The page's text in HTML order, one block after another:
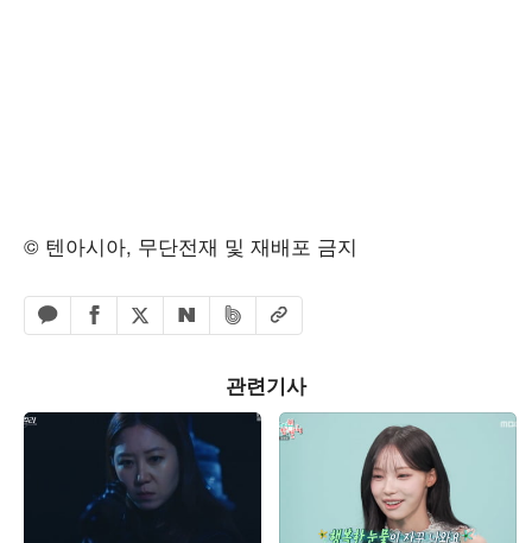
© 텐아시아, 무단전재 및 재배포 금지
카카오톡 공유하기
페이스북 공유하기
엑스 공유하기
네이버 공유하기
밴드 공유하기
URL복사
관련기사